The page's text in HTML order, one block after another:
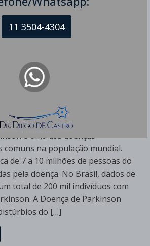
11 3504-4304
- Causa, Diagnóstico
é uma das doenças
comuns na população mundial.
de 7 a 10 milhões de pessoas do
pela doença. No Brasil, dados de
total de 200 mil indivíduos com
A Doença de Parkinson
do […]